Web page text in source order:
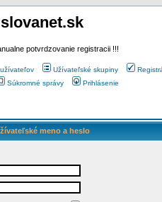
potvrdzovanie registracii !!!
Užívateľské skupiny
Súkromné správy Prihlásenie
meno a heslo